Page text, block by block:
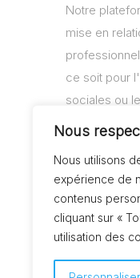
Nous
Nous utilisons
expérience de
contenus
cliquant sur «
utilisation des
Notre
mise en
ce soit pour
sociales ou
vous aider à